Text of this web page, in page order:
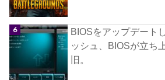
BIOSをアップデート
ッシュ、BIOSが立ち
旧。